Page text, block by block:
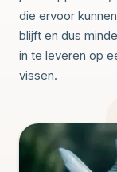
die ervoor
blijft en dus
in te leveren op
vissen.